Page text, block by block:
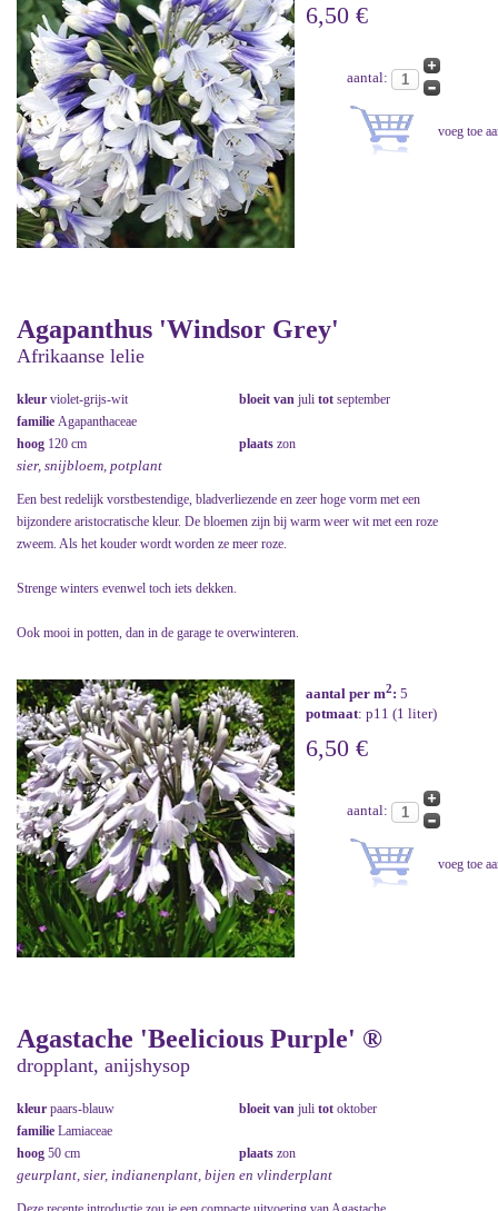
6,50 €
aantal:
Agapanthus 'Windsor Grey'
Afrikaanse lelie
kleur violet-grijs-wit bloeit van juli tot september
familie Agapanthaceae
hoog 120 cm plaats zon
sier, snijbloem, potplant
Een best redelijk vorstbestendige, bladverliezende en zeer hoge vorm met een
bijzondere aristocratische kleur. De bloemen zijn bij warm weer wit met een roze
zweem. Als het kouder wordt worden ze meer roze.
Strenge winters evenwel toch iets dekken.
Ook mooi in potten, dan in de garage te overwinteren.
aantal per m2: 5
potmaat: p11 (1 liter)
6,50 €
aantal:
Agastache 'Beelicious Purple' ®
dropplant, anijshysop
kleur paars-blauw bloeit van juli tot oktober
familie Lamiaceae
hoog 50 cm plaats zon
geurplant, sier, indianenplant, bijen en vlinderplant